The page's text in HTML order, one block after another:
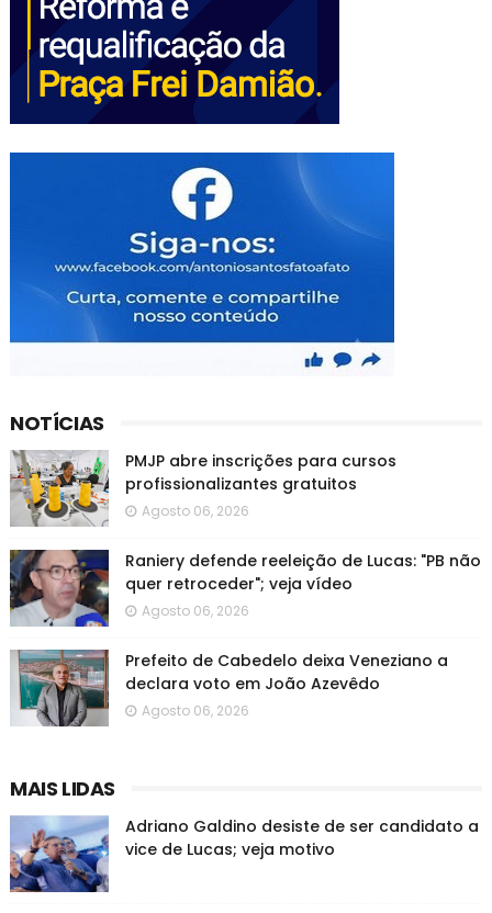
NOTÍCIAS
PMJP abre inscrições para cursos
profissionalizantes gratuitos
Agosto 06, 2026
Raniery defende reeleição de Lucas: "PB não
quer retroceder"; veja vídeo
Agosto 06, 2026
Prefeito de Cabedelo deixa Veneziano a
declara voto em João Azevêdo
Agosto 06, 2026
MAIS LIDAS
Adriano Galdino desiste de ser candidato a
vice de Lucas; veja motivo